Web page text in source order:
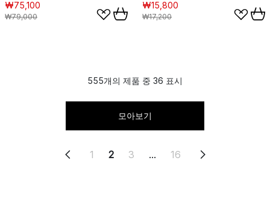
₩75,100
₩79,000
₩15,800
₩17,200
555개의 제품 중 36 표시
모아보기
1 2 3 ... 16